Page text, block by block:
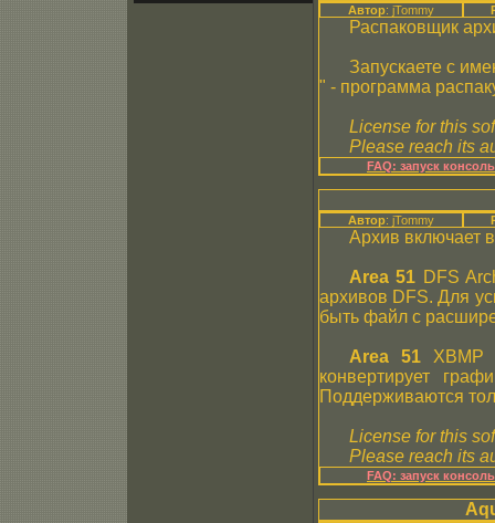
Автор: jTommy
Распаковщик
Запускаете с
" - программа
License for this
Please reach its
FAQ: запуск
Автор: jTommy
Архив включает
Area 51 DFS
архивов DFS. Для
быть файл с
Area 51XBMP
конвертирует
Поддерживаются
License for this
Please reach its
FAQ: запуск